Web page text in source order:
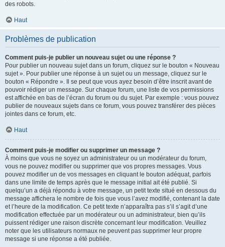
des robots.
Haut
Problèmes de publication
Comment puis-je publier un nouveau sujet ou une réponse ?
Pour publier un nouveau sujet dans un forum, cliquez sur le bouton « Nouveau
sujet ». Pour publier une réponse à un sujet ou un message, cliquez sur le
bouton « Répondre ». Il se peut que vous ayez besoin d’être inscrit avant de
pouvoir rédiger un message. Sur chaque forum, une liste de vos permissions
est affichée en bas de l’écran du forum ou du sujet. Par exemple : vous pouvez
publier de nouveaux sujets dans ce forum, vous pouvez transférer des pièces
jointes dans ce forum, etc.
Haut
Comment puis-je modifier ou supprimer un message ?
À moins que vous ne soyez un administrateur ou un modérateur du forum,
vous ne pouvez modifier ou supprimer que vos propres messages. Vous
pouvez modifier un de vos messages en cliquant le bouton adéquat, parfois
dans une limite de temps après que le message initial ait été publié. Si
quelqu’un a déjà répondu à votre message, un petit texte situé en dessous du
message affichera le nombre de fois que vous l’avez modifié, contenant la date
et l’heure de la modification. Ce petit texte n’apparaîtra pas s’il s’agit d’une
modification effectuée par un modérateur ou un administrateur, bien qu’ils
puissent rédiger une raison discrète concernant leur modification. Veuillez
noter que les utilisateurs normaux ne peuvent pas supprimer leur propre
message si une réponse a été publiée.